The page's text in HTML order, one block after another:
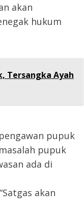
akan
hukum
Tersangka Ayah
pupuk
pupuk
ada di
akan